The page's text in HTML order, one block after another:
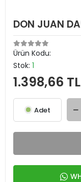
DON JUAN
Ürün Kodu:
Stok: 1
1.398,66 TL
Adet